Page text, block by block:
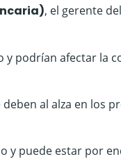
, el gerente
y podrían afectar la
al alza en los
y puede estar por